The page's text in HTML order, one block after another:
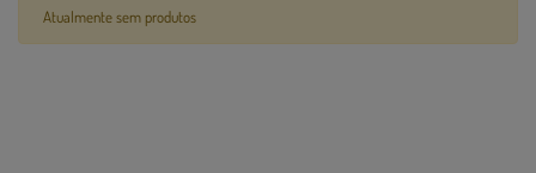
Atualmente sem produtos